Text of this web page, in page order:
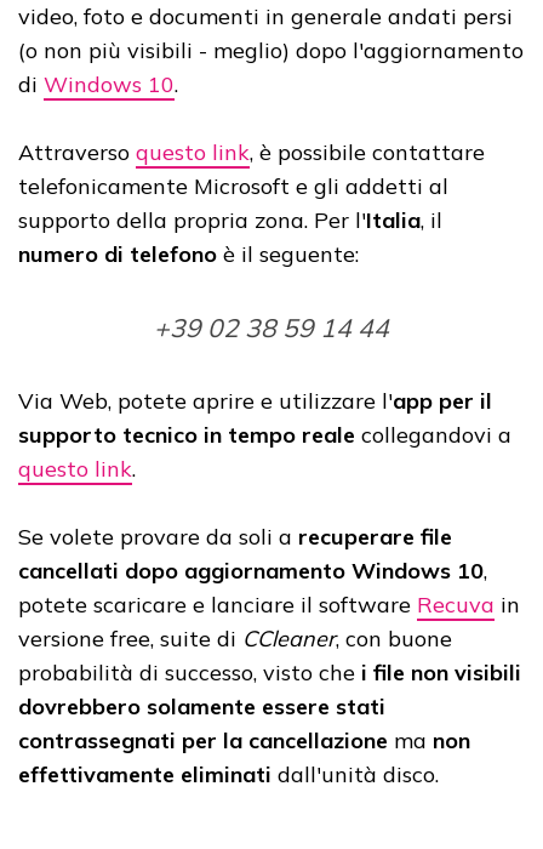
video, foto e documenti in generale andati persi
(o non più visibili - meglio) dopo l'aggiornamento
di Windows 10.
Attraverso questo link, è possibile contattare
telefonicamente Microsoft e gli addetti al
supporto della propria zona. Per l'Italia, il
numero di telefono è il seguente:
+39 02 38 59 14 44
Via Web, potete aprire e utilizzare l'app per il
supporto tecnico in tempo reale collegandovi a
questo link.
Se volete provare da soli a recuperare file
cancellati dopo aggiornamento Windows 10,
potete scaricare e lanciare il software Recuva in
versione free, suite di CCleaner, con buone
probabilità di successo, visto che i file non visibili
dovrebbero solamente essere stati
contrassegnati per la cancellazione ma non
effettivamente eliminati dall'unità disco.